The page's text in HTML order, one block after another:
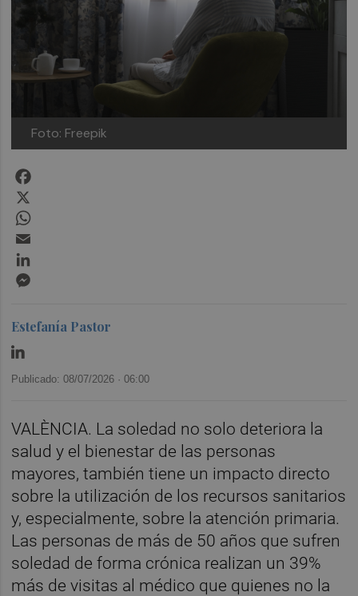
Foto: Freepik
Estefanía Pastor
Publicado: 08/07/2026 ·06:00
VALÈNCIA. La soledad no solo deteriora la
salud y el bienestar de las personas
mayores, también tiene un impacto directo
sobre la utilización de los recursos sanitarios
y, especialmente, sobre la atención primaria.
Las personas de más de 50 años que sufren
soledad de forma crónica realizan un 39%
más de visitas al médico que quienes no la